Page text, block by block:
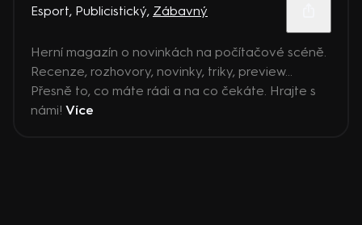
Esport, Publicistický, Zábavný
Herní magazín o novinkách na počítačové scéně.
Recenze, rozhovory, novinky, triky, preview...
Přesně to, co máte rádi a na co čekáte. Hrajte s
námi! Více